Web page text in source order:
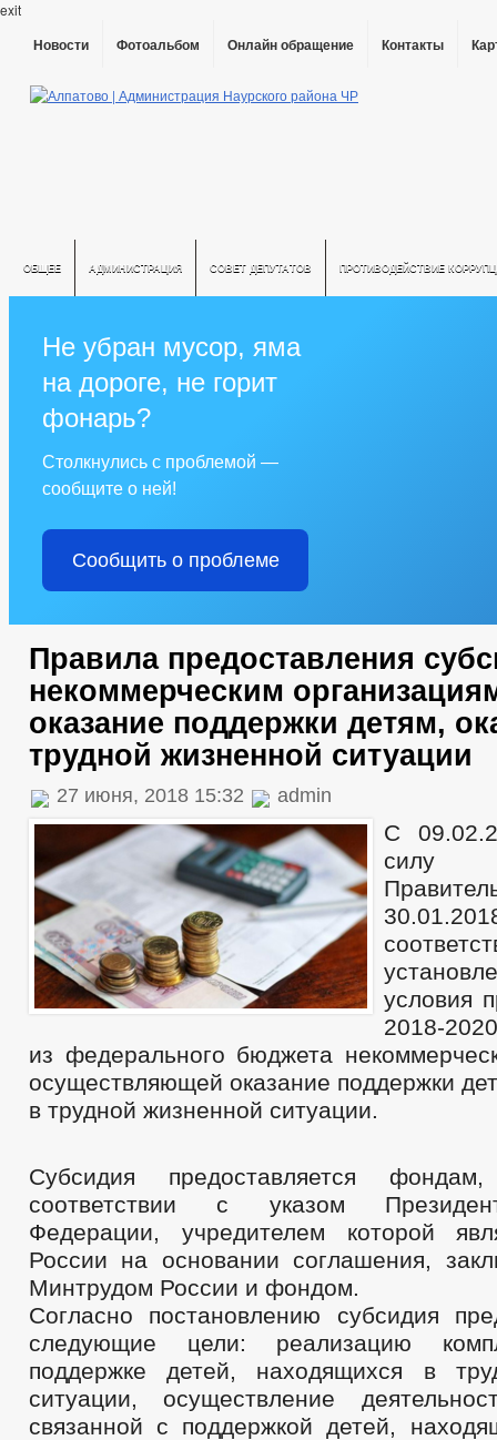
exit
Новости Фотоальбом Онлайн обращение Контакты
ОБЩЕЕ АДМИНИСТРАЦИЯ СОВЕТ ДЕПУТАТОВ ПРОТИВОДЕЙСТВИЕ
Не убран мусор, яма
на дороге, не горит
фонарь?
Столкнулись с проблемой —
сообщите о ней!
Сообщить о проблеме
Правила предоставления
некоммерческим
оказание поддержки детям,
трудной жизненной ситуации
27 июня, 2018 15:32 admin
С
силу
условия
2018-
из федерального бюджета
осуществляющей оказание поддержки
в трудной жизненной ситуации.
Субсидия предоставляется
соответствии с указом
Федерации, учредителем которой
России на основании соглашения,
Минтрудом России и фондом.
Согласно постановлению субсидия
следующие цели: реализацию
поддержке детей, находящихся в
ситуации, осуществление
связанной с поддержкой детей,